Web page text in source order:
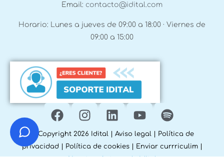
Email: contacto@idital.com
Horario: Lunes a jueves de 09:00 a 18:00 · Viernes de
09:00 a 15:00
© Copyright 2026 Idital | Aviso legal|
Política de
privacidad
Política de cookies| Enviar currriculim|